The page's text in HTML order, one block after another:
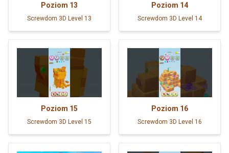
Poziom 13
Screwdom 3D Level 13
Poziom 14
Screwdom 3D Level 14
Poziom 15
Screwdom 3D Level 15
Poziom 16
Screwdom 3D Level 16